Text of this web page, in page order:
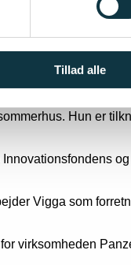
Tillad alle
er tilknyttet
blive udfordret
Hun er
Vigga som
virksomheden